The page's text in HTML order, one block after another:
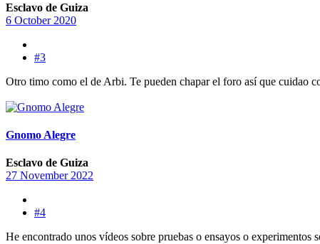
Esclavo de Guiza
6 October 2020
#3
Otro timo como el de Arbi. Te pueden chapar el foro así que cuidao
Gnomo Alegre
Esclavo de Guiza
27 November 2022
#4
He encontrado unos vídeos sobre pruebas o ensayos o